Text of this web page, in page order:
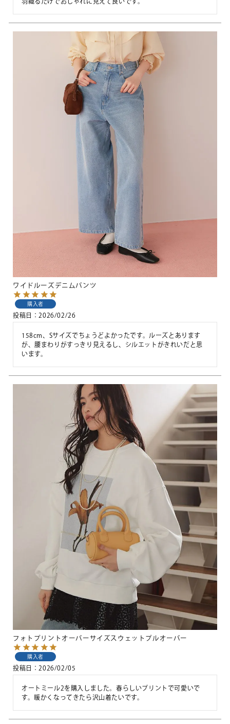
羽織るだけでおしゃれに見えて良いです。
ワイドルーズデニムパンツ
購入者
投稿日 2026/02/26
158cm、Sサイズでちょうどよかったです。ルーズとあります
が、腰まわりがすっきり見えるし、シルエットがきれいだと思
います。
フォトプリントオーバーサイズスウェットプルオーバー
購入者
投稿日 2026/02/05
オートミール2を購入しました。春らしいプリントで可愛いで
す。暖かくなってきたら沢山着たいです。